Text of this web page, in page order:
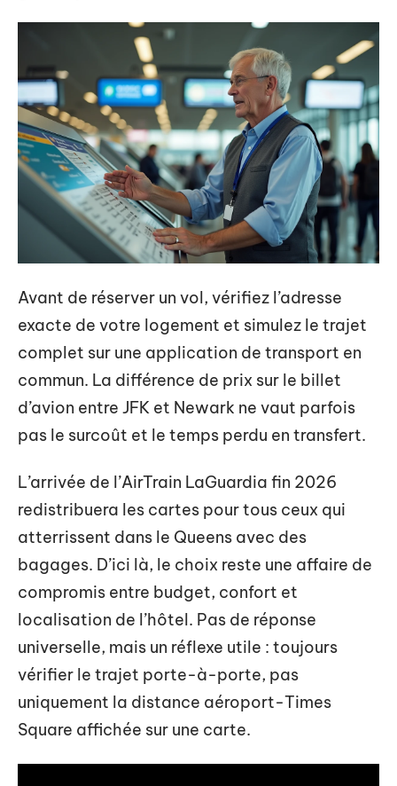
Avant de réserver un vol, vérifiez l’adresse
exacte de votre logement et simulez le trajet
complet sur une application de transport en
commun. La différence de prix sur le billet
d’avion entre JFK et Newark ne vaut parfois
pas le surcoût et le temps perdu en transfert.
L’arrivée de l’AirTrain LaGuardia fin 2026
redistribuera les cartes pour tous ceux qui
atterrissent dans le Queens avec des
bagages. D’ici là, le choix reste une affaire de
compromis entre budget, confort et
localisation de l’hôtel. Pas de réponse
universelle, mais un réflexe utile : toujours
vérifier le trajet porte-à-porte, pas
uniquement la distance aéroport-Times
Square affichée sur une carte.